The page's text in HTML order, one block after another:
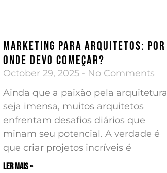
Marketing para Arquitetos: Por
onde devo começar?
October 29, 2025
No Comments
Ainda que a paixão pela arquitetura
seja imensa, muitos arquitetos
enfrentam desafios diários que
minam seu potencial. A verdade é
que criar projetos incríveis é
ler mais »